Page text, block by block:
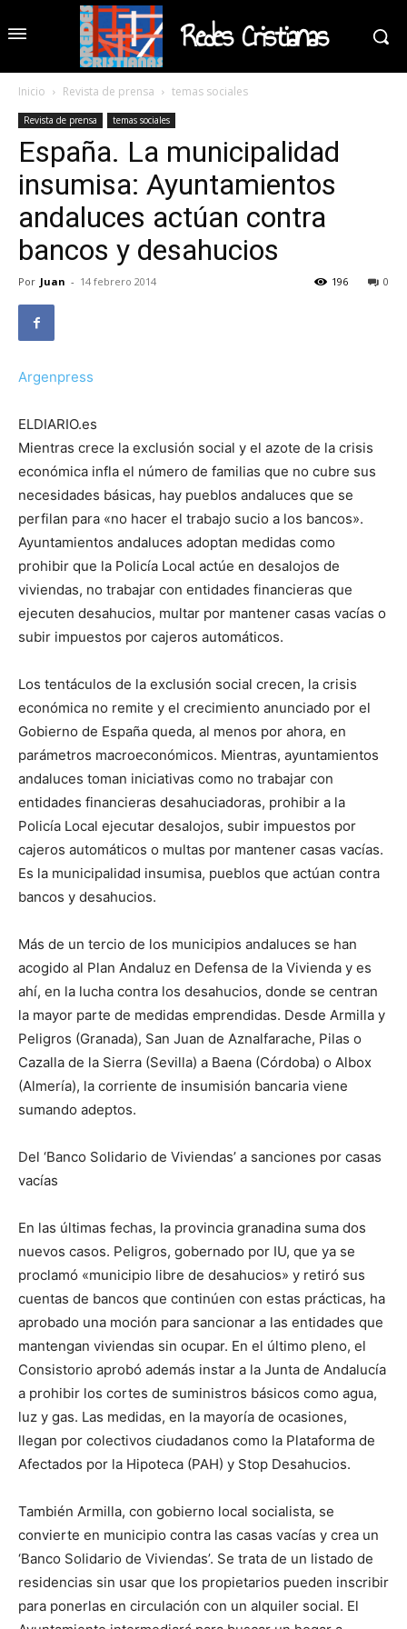
Redes Cristianas
Inicio Revista de prensa temas sociales
Revista de prensa temas sociales
España. La municipalidad
insumisa: Ayuntamientos
andaluces actúan contra
bancos y desahucios
Por Juan - 14 febrero 2014 0
196
Argenpress
ELDIARIO.es
Mientras crece la exclusión social y el azote de la crisis
económica infla el número de familias que no cubre sus
necesidades básicas, hay pueblos andaluces que se
perfilan para «no hacer el trabajo sucio a los bancos».
Ayuntamientos andaluces adoptan medidas como
prohibir que la Policía Local actúe en desalojos de
viviendas, no trabajar con entidades financieras que
ejecuten desahucios, multar por mantener casas vacías o
subir impuestos por cajeros automáticos.
Los tentáculos de la exclusión social crecen, la crisis
económica no remite y el crecimiento anunciado por el
Gobierno de España queda, al menos por ahora, en
parámetros macroeconómicos. Mientras, ayuntamientos
andaluces toman iniciativas como no trabajar con
entidades financieras desahuciadoras, prohibir a la
Policía Local ejecutar desalojos, subir impuestos por
cajeros automáticos o multas por mantener casas vacías.
Es la municipalidad insumisa, pueblos que actúan contra
bancos y desahucios.
Más de un tercio de los municipios andaluces se han
acogido al Plan Andaluz en Defensa de la Vivienda y es
ahí, en la lucha contra los desahucios, donde se centran
la mayor parte de medidas emprendidas. Desde Armilla y
Peligros (Granada), San Juan de Aznalfarache, Pilas o
Cazalla de la Sierra (Sevilla) a Baena (Córdoba) o Albox
(Almería), la corriente de insumisión bancaria viene
sumando adeptos.
Del ‘Banco Solidario de Viviendas’ a sanciones por casas
vacías
En las últimas fechas, la provincia granadina suma dos
nuevos casos. Peligros, gobernado por IU, que ya se
proclamó «municipio libre de desahucios» y retiró sus
cuentas de bancos que continúen con estas prácticas, ha
aprobado una moción para sancionar a las entidades que
mantengan viviendas sin ocupar. En el último pleno, el
Consistorio aprobó además instar a la Junta de Andalucía
a prohibir los cortes de suministros básicos como agua,
luz y gas. Las medidas, en la mayoría de ocasiones,
llegan por colectivos ciudadanos como la Plataforma de
Afectados por la Hipoteca (PAH) y Stop Desahucios.
También Armilla, con gobierno local socialista, se
convierte en municipio contra las casas vacías y crea un
‘Banco Solidario de Viviendas’. Se trata de un listado de
residencias sin usar que los propietarios pueden inscribir
para ponerlas en circulación con un alquiler social. El